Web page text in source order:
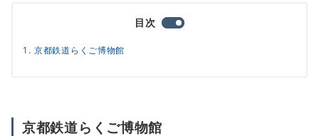
目次
京都鉄道らくご博物館
京都鉄道らくご博物館